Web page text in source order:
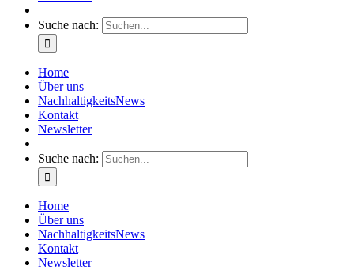
Suche nach:
Home
Über uns
NachhaltigkeitsNews
Kontakt
Newsletter
Suche nach:
Home
Über uns
NachhaltigkeitsNews
Kontakt
Newsletter